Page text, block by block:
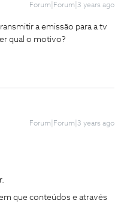
Forum|Forum|3 years ago
a emissão para a tv
qual o motivo?
Forum|Forum|3 years ago
que conteúdos e através